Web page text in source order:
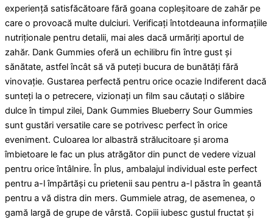
experiență satisfăcătoare fără goana copleșitoare de zahăr pe
care o provoacă multe dulciuri. Verificați întotdeauna informațiile
nutriționale pentru detalii, mai ales dacă urmăriți aportul de
zahăr. Dank Gummies oferă un echilibru fin între gust și
sănătate, astfel încât să vă puteți bucura de bunătăți fără
vinovație. Gustarea perfectă pentru orice ocazie Indiferent dacă
sunteți la o petrecere, vizionați un film sau căutați o slăbire
dulce în timpul zilei, Dank Gummies Blueberry Sour Gummies
sunt gustări versatile care se potrivesc perfect în orice
eveniment. Culoarea lor albastră strălucitoare și aroma
îmbietoare le fac un plus atrăgător din punct de vedere vizual
pentru orice întâlnire. În plus, ambalajul individual este perfect
pentru a-l împărtăși cu prietenii sau pentru a-l păstra în geantă
pentru a vă distra din mers. Gummiele atrag, de asemenea, o
gamă largă de grupe de vârstă. Copiii iubesc gustul fructat și